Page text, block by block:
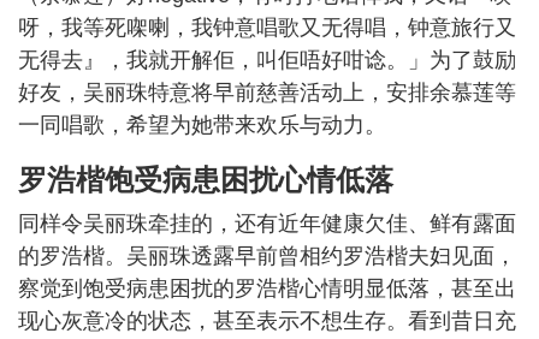
呀，我等死㗎喇，我钟意唱歌又无得唱，钟意旅行又
无得去』，我就开解佢，叫佢唔好咁谂。」为了鼓励
好友，吴丽珠特意将早前慈善活动上，安排余慕莲等
一同唱歌，希望为她带来欢乐与动力。
罗浩楷饱受病患困扰心情低落
同样令吴丽珠牵挂的，还有近年健康欠佳、鲜有露面
的罗浩楷。吴丽珠透露早前曾相约罗浩楷夫妇见面，
察觉到饱受病患困扰的罗浩楷心情明显低落，甚至出
现心灰意冷的状态，甚至表示不想生存。看到昔日充